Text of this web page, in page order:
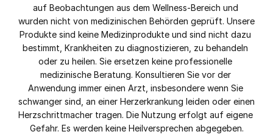
auf Beobachtungen aus dem Wellness-Bereich und
wurden nicht von medizinischen Behörden geprüft. Unsere
Produkte sind keine Medizinprodukte und sind nicht dazu
bestimmt, Krankheiten zu diagnostizieren, zu behandeln
oder zu heilen. Sie ersetzen keine professionelle
medizinische Beratung. Konsultieren Sie vor der
Anwendung immer einen Arzt, insbesondere wenn Sie
schwanger sind, an einer Herzerkrankung leiden oder einen
Herzschrittmacher tragen. Die Nutzung erfolgt auf eigene
Gefahr. Es werden keine Heilversprechen abgegeben.